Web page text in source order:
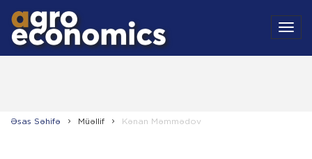
Əsas Səhifə Müəllif Kənan Məmmədov